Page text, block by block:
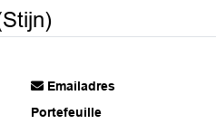
Emailadres
Portefeuille